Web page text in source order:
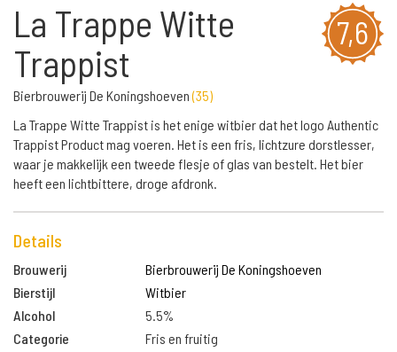
7,6
La Trappe Witte
Trappist
Bierbrouwerij De Koningshoeven(35)
La Trappe Witte Trappist is het enige witbier dat het logo Authentic
Trappist Product mag voeren. Het is een fris, lichtzure dorstlesser,
waar je makkelijk een tweede flesje of glas van bestelt. Het bier
heeft een lichtbittere, droge afdronk.
Details
Brouwerij
Bierbrouwerij De Koningshoeven
Bierstijl
Witbier
Alcohol
5.5%
Categorie
Fris en fruitig